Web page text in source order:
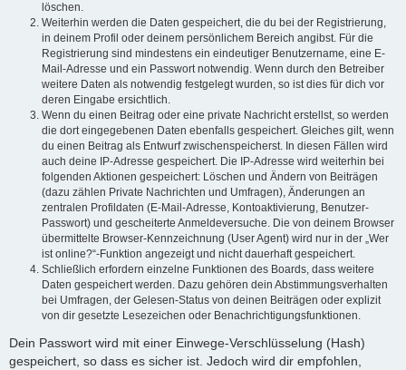
löschen.
Weiterhin werden die Daten gespeichert, die du bei der Registrierung,
in deinem Profil oder deinem persönlichem Bereich angibst. Für die
Registrierung sind mindestens ein eindeutiger Benutzername, eine E-
Mail-Adresse und ein Passwort notwendig. Wenn durch den Betreiber
weitere Daten als notwendig festgelegt wurden, so ist dies für dich vor
deren Eingabe ersichtlich.
Wenn du einen Beitrag oder eine private Nachricht erstellst, so werden
die dort eingegebenen Daten ebenfalls gespeichert. Gleiches gilt, wenn
du einen Beitrag als Entwurf zwischenspeicherst. In diesen Fällen wird
auch deine IP-Adresse gespeichert. Die IP-Adresse wird weiterhin bei
folgenden Aktionen gespeichert: Löschen und Ändern von Beiträgen
(dazu zählen Private Nachrichten und Umfragen), Änderungen an
zentralen Profildaten (E-Mail-Adresse, Kontoaktivierung, Benutzer-
Passwort) und gescheiterte Anmeldeversuche. Die von deinem Browser
übermittelte Browser-Kennzeichnung (User Agent) wird nur in der „Wer
ist online?“-Funktion angezeigt und nicht dauerhaft gespeichert.
Schließlich erfordern einzelne Funktionen des Boards, dass weitere
Daten gespeichert werden. Dazu gehören dein Abstimmungsverhalten
bei Umfragen, der Gelesen-Status von deinen Beiträgen oder explizit
von dir gesetzte Lesezeichen oder Benachrichtigungsfunktionen.
Dein Passwort wird mit einer Einwege-Verschlüsselung (Hash)
gespeichert, so dass es sicher ist. Jedoch wird dir empfohlen,